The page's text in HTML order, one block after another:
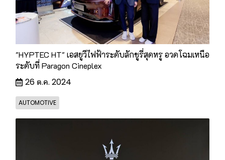
"HYPTEC HT" เอสยูวีไฟฟ้าระดับลักชูรี่สุดหรู อวดโฉมเหนือ
ระดับที่ Paragon Cineplex
26 ต.ค. 2024
AUTOMOTIVE